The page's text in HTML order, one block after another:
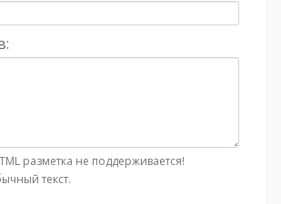
разметка не поддерживается!
текст.